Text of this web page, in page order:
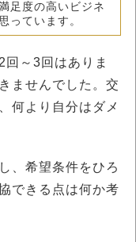
足度の高いビジネ
っています。
～3回はありま
ませんでした。交
何より自分はダメ
、希望条件をひろ
できる点は何か考